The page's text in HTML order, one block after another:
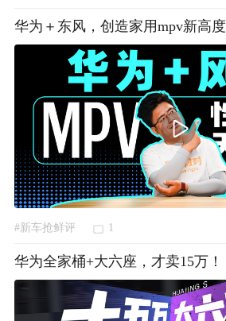
华为＋东风，创造家用mpv新高度
#新车抢鲜评 1
华为全家桶+大六座，才卖15万！